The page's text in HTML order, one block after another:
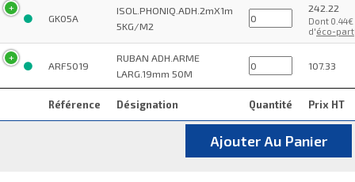
Référence Désignation Quantité Prix HT
GK05A
ISOL.PHONIQ.ADH.2mX1m
5KG/M2
242.22
Dont 0.44€
d'éco-part
ARF5019
RUBAN ADH.ARME
LARG.19mm 50M
107.33
Ajouter Au Panier